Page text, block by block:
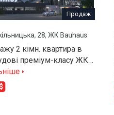
Продаж
28, ЖК Bauhaus
2 кімн. квартира в
преміум-класу ЖК…